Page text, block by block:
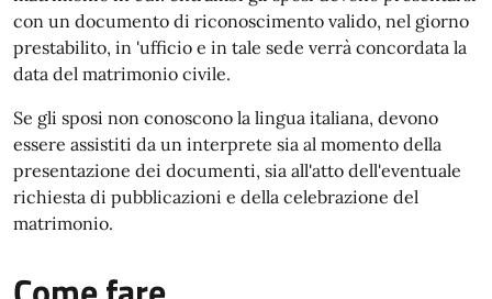
con un documento di riconoscimento valido, nel giorno
prestabilito, in 'ufficio e in tale sede verrà concordata la
data del matrimonio civile.
Se gli sposi non conoscono la lingua italiana, devono
essere assistiti da un interprete sia al momento della
presentazione dei documenti, sia all'atto dell'eventuale
richiesta di pubblicazioni e della celebrazione del
matrimonio.